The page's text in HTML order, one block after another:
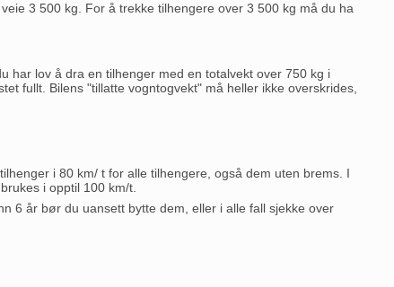
3 500 kg. For å trekke tilhengere over 3 500 kg må du ha
har lov å dra en tilhenger med en totalvekt over 750 kg i
fullt. Bilens "tillatte vogntogvekt" må heller ikke overskrides,
i 80 km/ t for alle tilhengere, også dem uten brems. I
i opptil 100 km/t.
6 år bør du uansett bytte dem, eller i alle fall sjekke over